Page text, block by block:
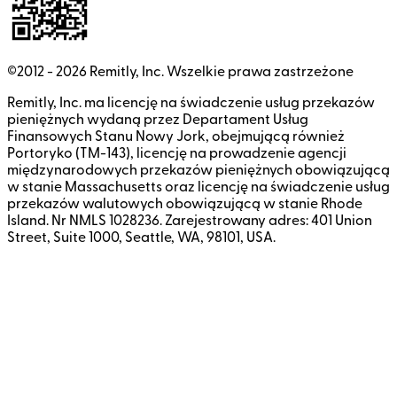
©2012 - 2026 Remitly, Inc.Wszelkie prawa zastrzeżone
Remitly, Inc. ma licencję na świadczenie usług przekazów
pieniężnych wydaną przez Departament Usług
Finansowych Stanu Nowy Jork, obejmującą również
Portoryko (TM-143), licencję na prowadzenie agencji
międzynarodowych przekazów pieniężnych obowiązującą
w stanie Massachusetts oraz licencję na świadczenie usług
przekazów walutowych obowiązującą w stanie Rhode
Island. Nr NMLS 1028236. Zarejestrowany adres: 401 Union
Street, Suite 1000, Seattle, WA, 98101, USA.